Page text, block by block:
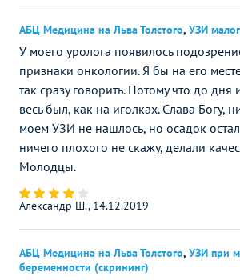
АБЦ Медицина на Льва Толстого, УЗИ
У моего уролога появилось
признаки онкологии. Я бы на его
так сразу говорить. Потому что до дня
весь был, как на иголках. Слава Богу,
моем УЗИ не нашлось, но осадок
ничего плохого не скажу, делали
Молодцы.
Александр Ш., 14.12.2019
АБЦ Медицина на Льва Толстого, УЗИ при
беременности (скрининг)